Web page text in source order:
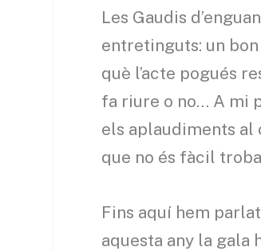
Les Gaudis
entretinguts: un
què l’acte pogués
fa riure o no… A mi
els aplaudiments al
que no és fàcil
Fins aquí hem
aquesta any la gala